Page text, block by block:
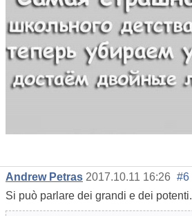
Andrew Petras 2017.10.11 16:26 #6
Si può parlare dei grandi e dei potenti.